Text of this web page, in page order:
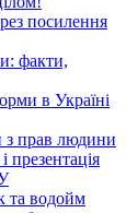
посилення
факти,
в Україні
з прав людини
презентація
та водойм